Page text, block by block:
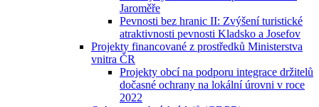
Jaroměře
Pevnosti bez hranic II: Zvýšení turistické
atraktivnosti pevnosti Kladsko a Josefov
Projekty financované z prostředků Ministerstva
vnitra ČR
Projekty obcí na podporu integrace držitelů
dočasné ochrany na lokální úrovni v roce
2022